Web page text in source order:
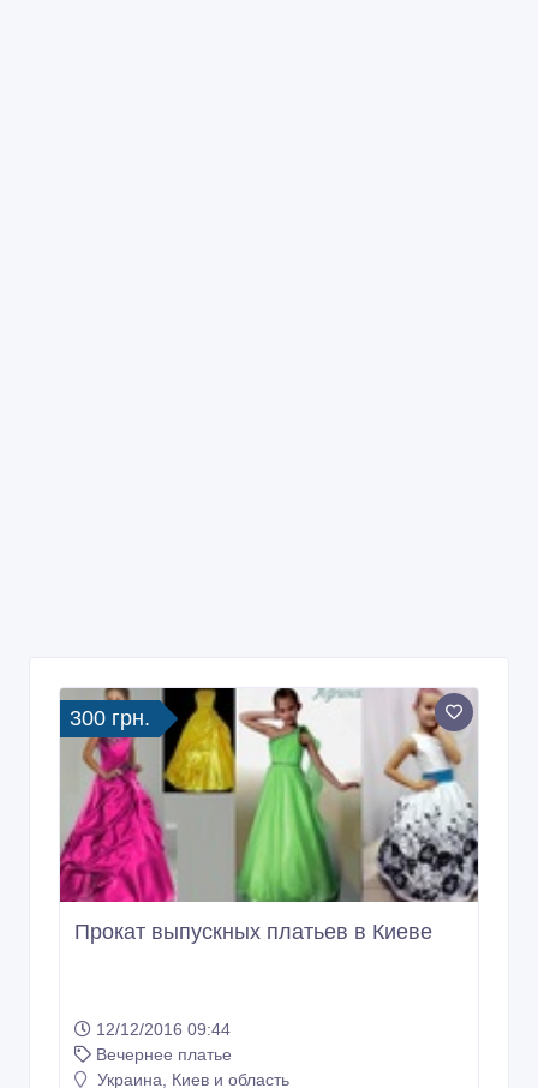
300 грн.
Прокат выпускных платьев в Киеве
12/12/2016 09:44
Вечернее платье
Украина, Киев и область